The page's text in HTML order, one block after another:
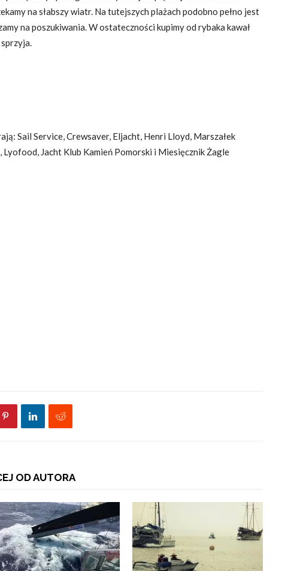
na słabszy wiatr. Na tutejszych plażach podobno pełno jest
na poszukiwania. W ostateczności kupimy od rybaka kawał
Sail Service, Crewsaver, Eljacht, Henri Lloyd, Marszałek
Jacht Klub Kamień Pomorski i Miesięcznik Żagle
OD AUTORA